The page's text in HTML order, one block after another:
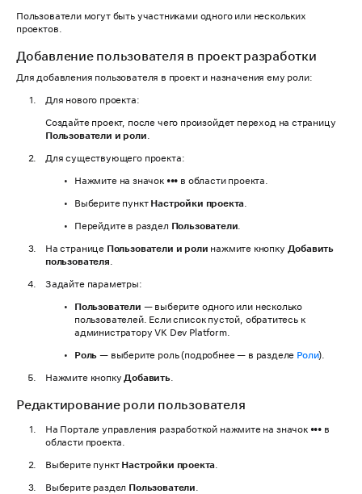
Пользователи могут быть участниками одного или нескольких
проектов.
Добавление пользователя в проект разработки
Для добавления пользователя в проект и назначения ему роли:
Для нового проекта:
Создайте проект, после чего произойдет переход на страницу
Пользователи и роли
Для существующего проекта:
Нажмите на значок ••• в области проекта.
Выберите пункт Настройки проекта
Перейдите в раздел Пользователи
На странице Пользователи и роли нажмите кнопку Добавить
пользователя
Задайте параметры:
Пользователи — выберите одного или несколько
пользователей. Если список пустой, обратитесь к
администратору VK Dev Platform.
Роль — выберите роль (подробнее — в разделе Роли).
Нажмите кнопку Добавить.
Редактирование роли пользователя
На Портале управления разработкой нажмите на значок ••• в
области проекта.
Выберите пункт Настройки проекта
Выберите раздел Пользователи